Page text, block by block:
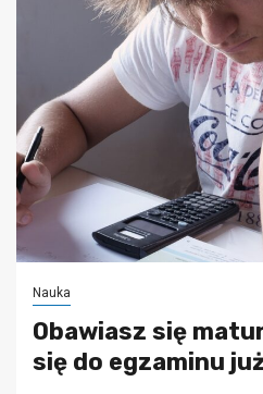
Nauka
Obawiasz się
się do egzaminu